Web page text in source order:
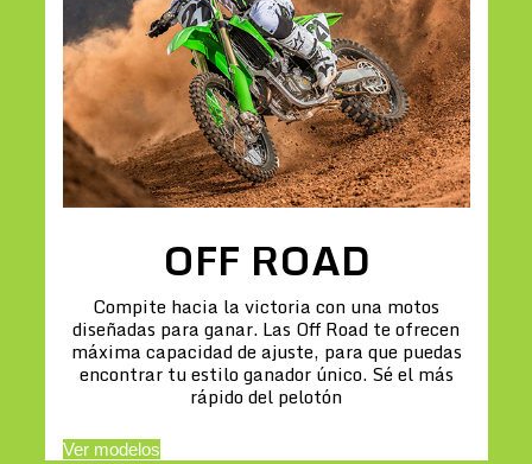
OFF ROAD
Compite hacia la victoria con una motos
diseñadas para ganar. Las Off Road te ofrecen
máxima capacidad de ajuste, para que puedas
encontrar tu estilo ganador único. Sé el más
rápido del pelotón
Ver modelos